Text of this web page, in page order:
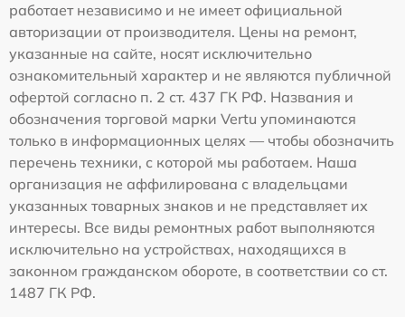
работает независимо и не имеет официальной
авторизации от производителя. Цены на ремонт,
указанные на сайте, носят исключительно
ознакомительный характер и не являются публичной
офертой согласно п. 2 ст. 437 ГК РФ. Названия и
обозначения торговой марки Vertu упоминаются
только в информационных целях — чтобы обозначить
перечень техники, с которой мы работаем. Наша
организация не аффилирована с владельцами
указанных товарных знаков и не представляет их
интересы. Все виды ремонтных работ выполняются
исключительно на устройствах, находящихся в
законном гражданском обороте, в соответствии со ст.
1487 ГК РФ.